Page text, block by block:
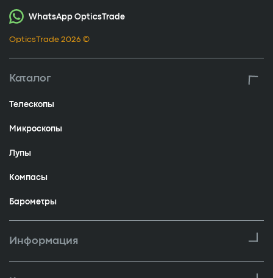
WhatsApp OpticsTrade
OpticsTrade 2026 ©
Каталог
Телескопы
Микроскопы
Лупы
Компасы
Барометры
Информация